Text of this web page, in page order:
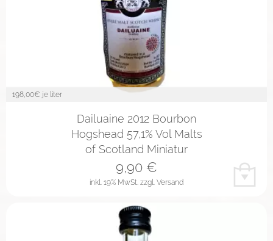
198,00€ je liter
Dailuaine 2012 Bourbon
Hogshead 57,1% Vol Malts
of Scotland Miniatur
inkl. 19% MwSt. zzgl. Versand
9,90 €